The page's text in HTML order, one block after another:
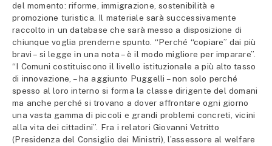
del momento: riforme, immigrazione, sostenibilità e
promozione turistica. Il materiale sarà successivamente
raccolto in un database che sarà messo a disposizione di
chiunque voglia prenderne spunto. “Perché “copiare” dai più
bravi – si legge in una nota – è il modo migliore per imparare”.
“I Comuni costituiscono il livello istituzionale a più alto tasso
di innovazione, – ha aggiunto Puggelli – non solo perché
spesso al loro interno si forma la classe dirigente del domani
ma anche perché si trovano a dover affrontare ogni giorno
una vasta gamma di piccoli e grandi problemi concreti, vicini
alla vita dei cittadini”. Fra i relatori Giovanni Vetritto
(Presidenza del Consiglio dei Ministri), l’assessore al welfare